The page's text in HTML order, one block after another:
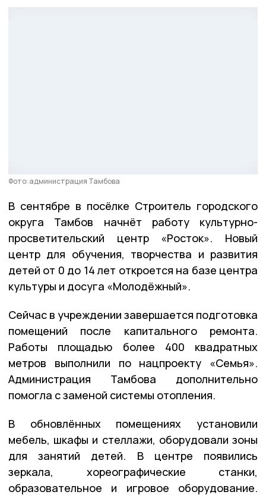
Фото: администрация Тамбова
В сентябре в посёлке Строитель городского
округа Тамбов начнёт работу культурно-
просветительский центр «Росток». Новый
центр для обучения, творчества и развития
детей от 0 до 14 лет откроется на базе центра
культуры и досуга «Молодёжный».
Сейчас в учреждении завершается подготовка
помещений после капитального ремонта.
Работы площадью более 400 квадратных
метров выполнили по нацпроекту «Семья».
Администрация Тамбова дополнительно
помогла с заменой системы отопления.
В обновлённых помещениях установили
мебель, шкафы и стеллажи, оборудовали зоны
для занятий детей. В центре появились
зеркала, хореографические станки,
образовательное и игровое оборудование.